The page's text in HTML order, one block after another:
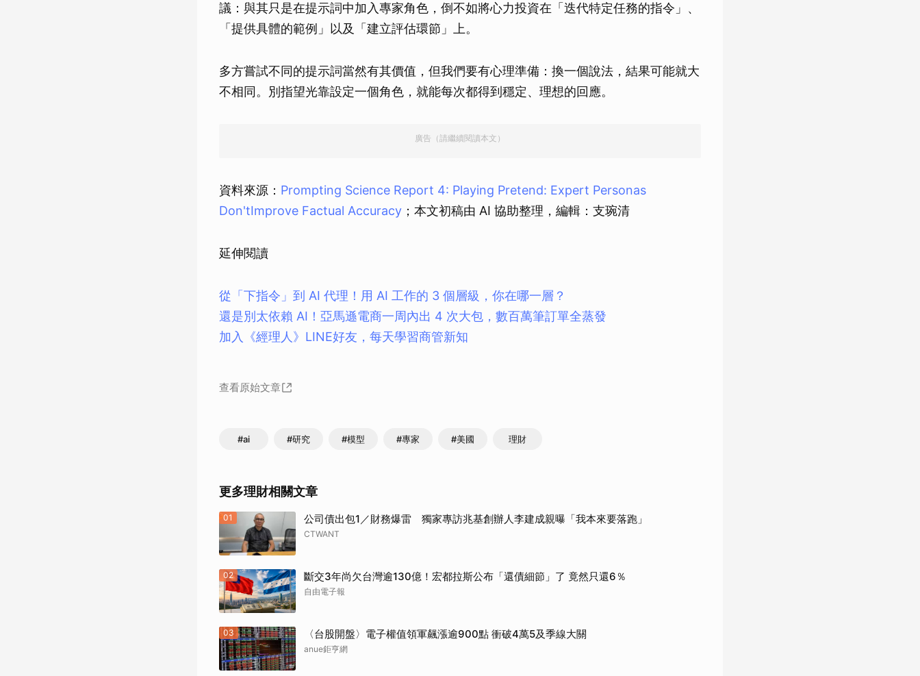
議：與其只是在提示詞中加入專家角色，倒不如將心力投資在「迭代特定任務的指令」、
「提供具體的範例」以及「建立評估環節」上。
多方嘗試不同的提示詞當然有其價值，但我們要有心理準備：換一個說法，結果可能就大
不相同。別指望光靠設定一個角色，就能每次都得到穩定、理想的回應。
廣告（請繼續閱讀本文）
資料來源： Prompting Science Report 4: Playing Pretend: Expert Personas
Don'tImprove Factual Accuracy ；本文初稿由 AI 協助整理，編輯：支琬清
延伸閱讀
從「下指令」到 AI 代理！用 AI 工作的 3 個層級，你在哪一層？
還是別太依賴 AI！亞馬遜電商一周內出 4 次大包，數百萬筆訂單全蒸發
加入《經理人》LINE好友，每天學習商管新知
查看原始文章
#ai #研究 #模型 #專家 #美國 理財
更多理財相關文章
01 公司債出包1／財務爆雷 獨家專訪兆基創辦人李建成親曝「我本來要落跑」
CTWANT
02 斷交3年尚欠台灣逾130億！宏都拉斯公布「還債細節」了 竟然只還6％
自由電子報
03 〈台股開盤〉電子權值領軍飆漲逾900點 衝破4萬5及季線大關
anue鉅亨網